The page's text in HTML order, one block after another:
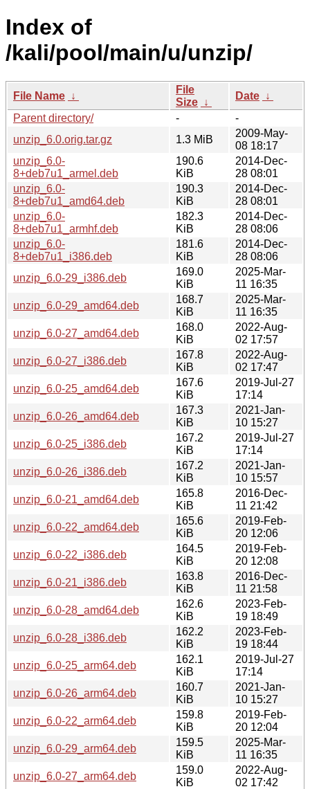
Index of
/kali/pool/main/u/unzip/
File Name ↓
File
Size ↓
Date ↓
Parent directory/
-
-
unzip_6.0.orig.tar.gz
1.3 MiB
2009-May-
08 18:17
unzip_6.0-
8+deb7u1_armel.deb
190.6
KiB
2014-Dec-
28 08:01
unzip_6.0-
8+deb7u1_amd64.deb
190.3
KiB
2014-Dec-
28 08:01
unzip_6.0-
8+deb7u1_armhf.deb
182.3
KiB
2014-Dec-
28 08:06
unzip_6.0-
8+deb7u1_i386.deb
181.6
KiB
2014-Dec-
28 08:06
unzip_6.0-29_i386.deb
169.0
KiB
2025-Mar-
11 16:35
unzip_6.0-29_amd64.deb
168.7
KiB
2025-Mar-
11 16:35
unzip_6.0-27_amd64.deb
168.0
KiB
2022-Aug-
02 17:57
unzip_6.0-27_i386.deb
167.8
KiB
2022-Aug-
02 17:47
unzip_6.0-25_amd64.deb
167.6
KiB
2019-Jul-27
17:14
unzip_6.0-26_amd64.deb
167.3
KiB
2021-Jan-
10 15:27
unzip_6.0-25_i386.deb
167.2
KiB
2019-Jul-27
17:14
unzip_6.0-26_i386.deb
167.2
KiB
2021-Jan-
10 15:57
unzip_6.0-21_amd64.deb
165.8
KiB
2016-Dec-
11 21:42
unzip_6.0-22_amd64.deb
165.6
KiB
2019-Feb-
20 12:06
unzip_6.0-22_i386.deb
164.5
KiB
2019-Feb-
20 12:08
unzip_6.0-21_i386.deb
163.8
KiB
2016-Dec-
11 21:58
unzip_6.0-28_amd64.deb
162.6
KiB
2023-Feb-
19 18:49
unzip_6.0-28_i386.deb
162.2
KiB
2023-Feb-
19 18:44
unzip_6.0-25_arm64.deb
162.1
KiB
2019-Jul-27
17:14
unzip_6.0-26_arm64.deb
160.7
KiB
2021-Jan-
10 15:27
unzip_6.0-22_arm64.deb
159.8
KiB
2019-Feb-
20 12:04
unzip_6.0-29_arm64.deb
159.5
KiB
2025-Mar-
11 16:35
unzip_6.0-27_arm64.deb
159.0
KiB
2022-Aug-
02 17:42